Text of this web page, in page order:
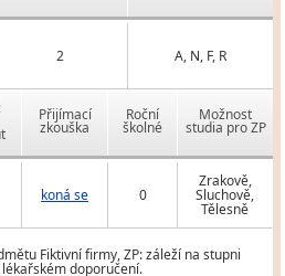
2 A, N, F, R
Přijímací
zkouška
Roční
školné
Možnost
studia pro ZP
koná se 0
Zrakově,
Sluchově,
Tělesně
Fiktivní firmy, ZP: záleží na stupni
lékařském doporučení.